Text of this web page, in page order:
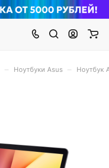
Ноутбуки Asus Ноутбук